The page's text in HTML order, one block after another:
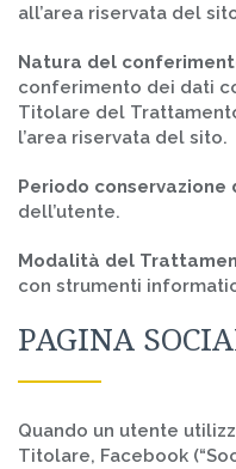
all’area riservata del
Natura del
conferimento dei dati
Titolare del
l’area riservata del sito.
Periodo conservazione
dell’utente.
Modalità del
con strumenti
PAGINA
Quando un utente
Titolare, Facebook